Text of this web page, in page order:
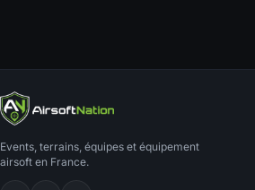
Events, terrains, équipes et équipement
airsoft en France.